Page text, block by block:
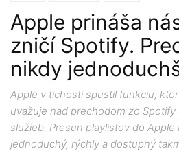
Apple prináša
zničí Spotify.
nikdy
Apple v tichosti spustil funkciu,
uvažuje nad prechodom zo
služieb. Presun playlistov do Apple
jednoduchý, rýchly a dostupný